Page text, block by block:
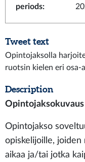
periods:
Tweet text
Opintojaksolla
ruotsin kielen eri osa-
Description
Opintojaksokuvaus
Opintojakso
opiskelijoille,
aikaa ja/tai jotka